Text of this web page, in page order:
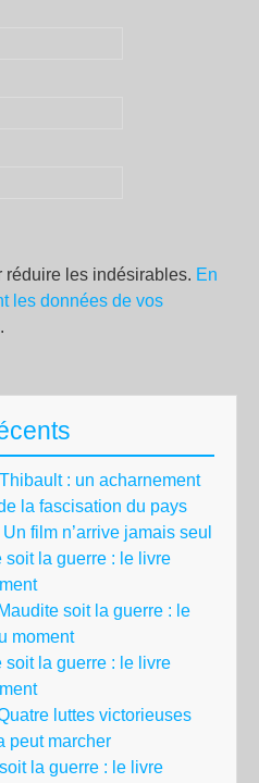
réduire les indésirables. En
les données de vos
.
: un acharnement
la fascisation du pays
Un film n’arrive jamais seul
soit la guerre : le livre
Maudite soit la guerre : le
moment
soit la guerre : le livre
luttes victorieuses
peut marcher
la guerre : le livre